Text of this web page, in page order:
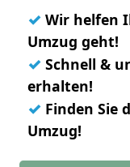
✓ Wir helfen
Umzug geht!
✓ Schnell &
erhalten!
✓ Finden Sie
Umzug!